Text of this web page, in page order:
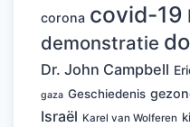
corona covid-19
demonstratie
Dr. John Campbell
gaza Geschiedenis
Israël Karel van Wolferen